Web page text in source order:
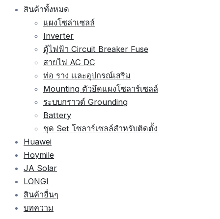
สินค้าทั้งหมด
แผงโซล่าเซลล์
Inverter
ตู้ไฟฟ้า Circuit Breaker Fuse
สายไฟ AC DC
ท่อ ราง เเละอุปกรณ์เสริม
Mounting ตัวยึดแผงโซลาร์เซลล์
ระบบกราวด์ Grounding
Battery
ชุด Set โซลาร์เซลล์สำหรับติดตั้ง
Huawei
Hoymile
JA Solar
LONGI
สินค้าอื่นๆ
บทความ